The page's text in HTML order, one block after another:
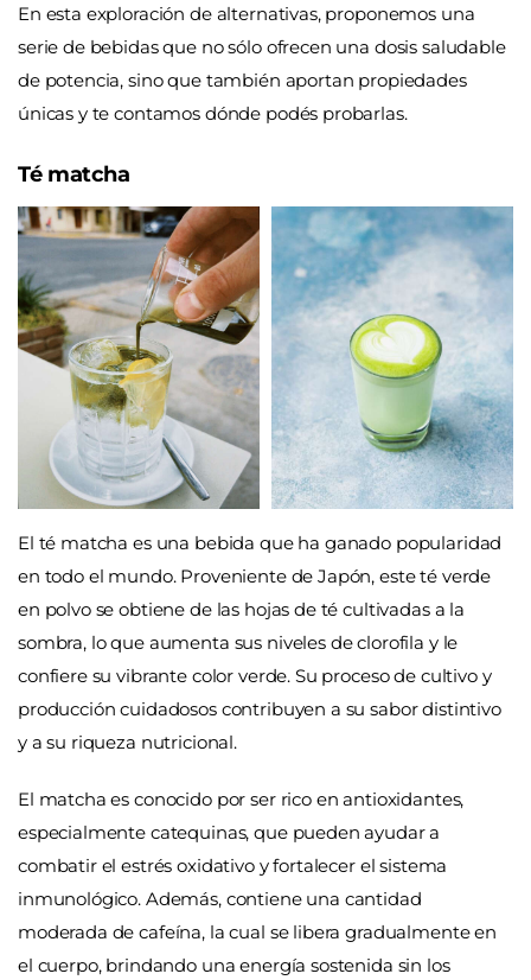
En esta exploración de alternativas, proponemos una
serie de bebidas que no sólo ofrecen una dosis saludable
de potencia, sino que también aportan propiedades
únicas y te contamos dónde podés probarlas.
Té matcha
El té matcha es una bebida que ha ganado popularidad
en todo el mundo. Proveniente de Japón, este té verde
en polvo se obtiene de las hojas de té cultivadas a la
sombra, lo que aumenta sus niveles de clorofila y le
confiere su vibrante color verde. Su proceso de cultivo y
producción cuidadosos contribuyen a su sabor distintivo
y a su riqueza nutricional.
El matcha es conocido por ser rico en antioxidantes,
especialmente catequinas, que pueden ayudar a
combatir el estrés oxidativo y fortalecer el sistema
inmunológico. Además, contiene una cantidad
moderada de cafeína, la cual se libera gradualmente en
el cuerpo, brindando una energía sostenida sin los